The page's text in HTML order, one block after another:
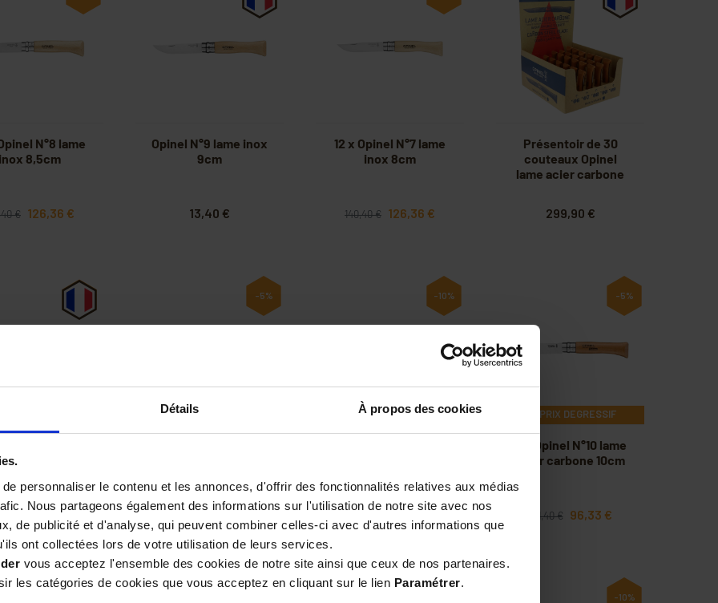
Détails À propos des cookies
personnaliser le contenu et les annonces, d'offrir des fonctionnalités relatives aux médias
Nous partageons également des informations sur l'utilisation de notre site avec nos
de publicité et d'analyse, qui peuvent combiner celles-ci avec d'autres informations que
ont collectées lors de votre utilisation de leurs services.
vous acceptez l'ensemble des cookies de notre site ainsi que ceux de nos partenaires.
les catégories de cookies que vous acceptez en cliquant sur le lien Paramétrer.
N°8 lame
inox 8,5cm
€ 126,36 €
Opinel N°9 lame inox
9cm
13,40 €
12 x Opinel N°7 lame
inox 8cm
140,40 € 126,36 €
Présentoir de 30
couteaux Opinel
lame acier carbone
299,90 €
11,70 €
-5%
PRIX DEGRESSIF
117,42 €
-10%
144,72 €
-5%
PRIX DEGRESSIF
6 x Opinel N°10 lame
acier carbone 10cm
101,40 € 96,33 €
-10%